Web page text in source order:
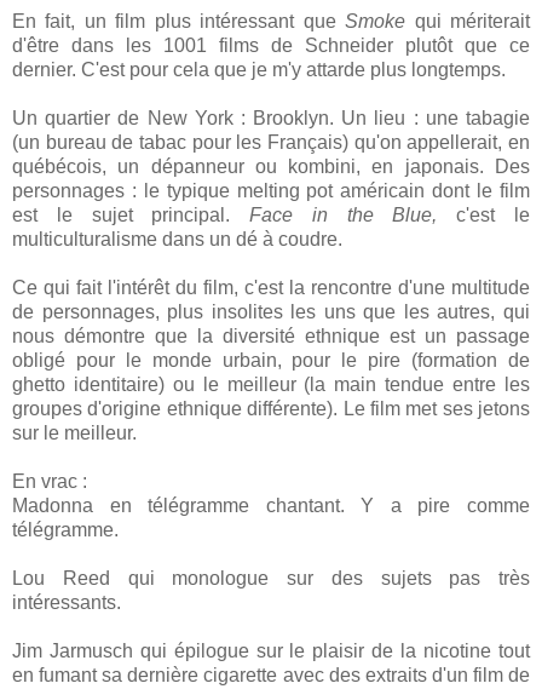
En fait, un film plus intéressant queSmoke qui mériterait
d'être dans les 1001 films de Schneider plutôt que ce
dernier. C'est pour cela que je m'y attarde plus longtemps.
Un quartier de New York : Brooklyn. Un lieu : une tabagie
(un bureau de tabac pour les Français) qu'on appellerait, en
québécois, un dépanneur ou kombini, en japonais. Des
personnages : le typique melting pot américain dont le film
est le sujet principal.Face in the Blue, c'est le
multiculturalisme dans un dé à coudre.
Ce qui fait l'intérêt du film, c'est la rencontre d'une multitude
de personnages, plus insolites les uns que les autres, qui
nous démontre que la diversité ethnique est un passage
obligé pour le monde urbain, pour le pire (formation de
ghetto identitaire) ou le meilleur (la main tendue entre les
groupes d'origine ethnique différente). Le film met ses jetons
sur le meilleur.
En vrac :
Madonna en télégramme chantant. Y a pire comme
télégramme.
Lou Reed qui monologue sur des sujets pas très
intéressants.
Jim Jarmusch qui épilogue sur le plaisir de la nicotine tout
en fumant sa dernière cigarette avec des extraits d'un film de